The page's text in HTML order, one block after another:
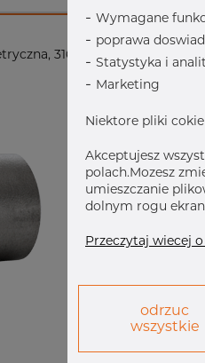
316/316L, ASTM A-403
- Wymagane
- poprawa
- Statystyka i
- Marketing
Niektore pliki
Akceptujesz
polach.Mozesz
umieszczanie
dolnym rogu
Przeczytaj wiecej
odrzuc
wszystkie